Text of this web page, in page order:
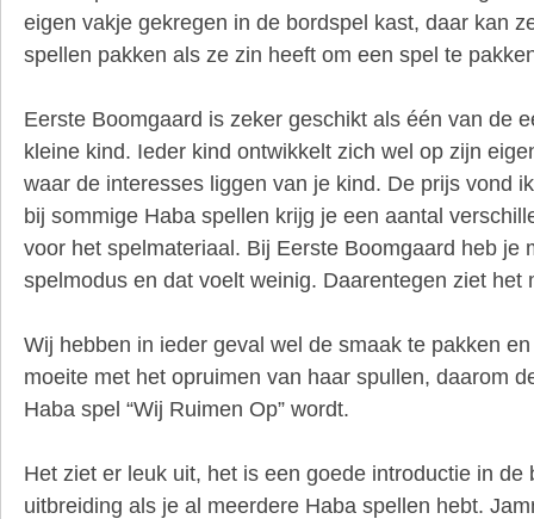
eigen vakje gekregen in de bordspel kast, daar kan
spellen pakken als ze zin heeft om een spel te
Eerste Boomgaard is zeker geschikt als één van de
kleine kind. Ieder kind ontwikkelt zich wel op zijn
waar de interesses liggen van je kind. De prijs vond
bij sommige Haba spellen krijg je een aantal
voor het spelmateriaal. Bij Eerste Boomgaard heb je
spelmodus en dat voelt weinig. Daarentegen ziet het
Wij hebben in ieder geval wel de smaak te pakken
moeite met het opruimen van haar spullen, daarom
Haba spel “Wij Ruimen Op” wordt.
Het ziet er leuk uit, het is een goede introductie in de
uitbreiding als je al meerdere Haba spellen hebt.